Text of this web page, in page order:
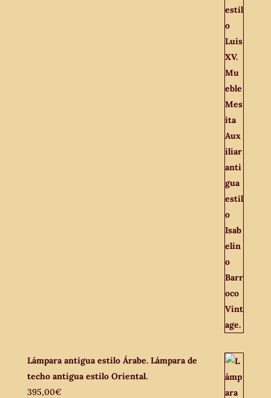
Lámpara antigua estilo Árabe. Lámpara de
techo antigua estilo Oriental.
395,00€